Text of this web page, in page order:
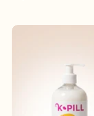
qu'il te faut pour
combattre la
À La Réunion, où
cheveux à rude
alliés. Investis
notre collection et